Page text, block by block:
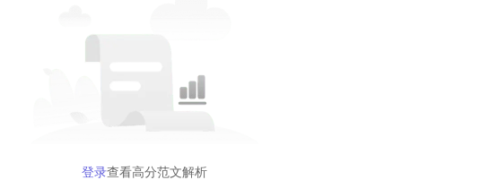
登录查看高分范文解析